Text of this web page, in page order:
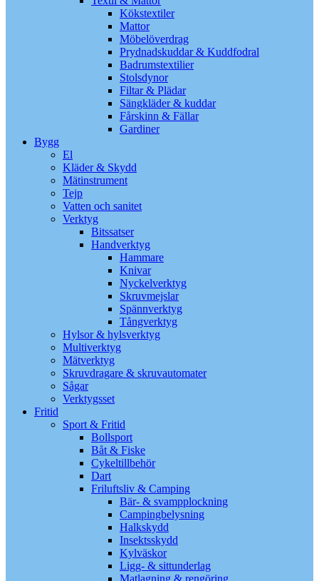
Kökstextiler
Mattor
Möbelöverdrag
Prydnadskuddar & Kuddfodral
Badrumstextilier
Stolsdynor
Filtar & Plädar
Sängkläder & kuddar
Fårskinn & Fällar
Gardiner
Bygg
El
Kläder & Skydd
Mätinstrument
Tejp
Vatten och sanitet
Verktyg
Bitssatser
Handverktyg
Hammare
Knivar
Nyckelverktyg
Skruvmejslar
Spännverktyg
Tångverktyg
Hylsor & hylsverktyg
Multiverktyg
Mätverktyg
Skruvdragare & skruvautomater
Sågar
Verktygsset
Fritid
Sport & Fritid
Bollsport
Båt & Fiske
Cykeltillbehör
Dart
Friluftsliv & Camping
Bär- & svampplockning
Campingbelysning
Halkskydd
Insektsskydd
Kylväskor
Ligg- & sittunderlag
Matlagning & rengöring